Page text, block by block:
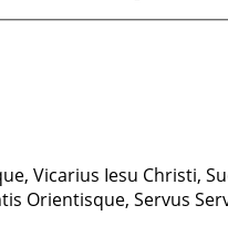
Vicarius Iesu Christi,
Orientisque, Servus